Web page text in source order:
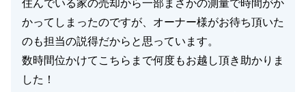
住んでいる家の売却から一部まさかの測量で時間がか
かってしまったのですが、オーナー様がお待ち頂いた
のも担当の説得だからと思っています。
数時間位かけてこちらまで何度もお越し頂き助かりま
した！